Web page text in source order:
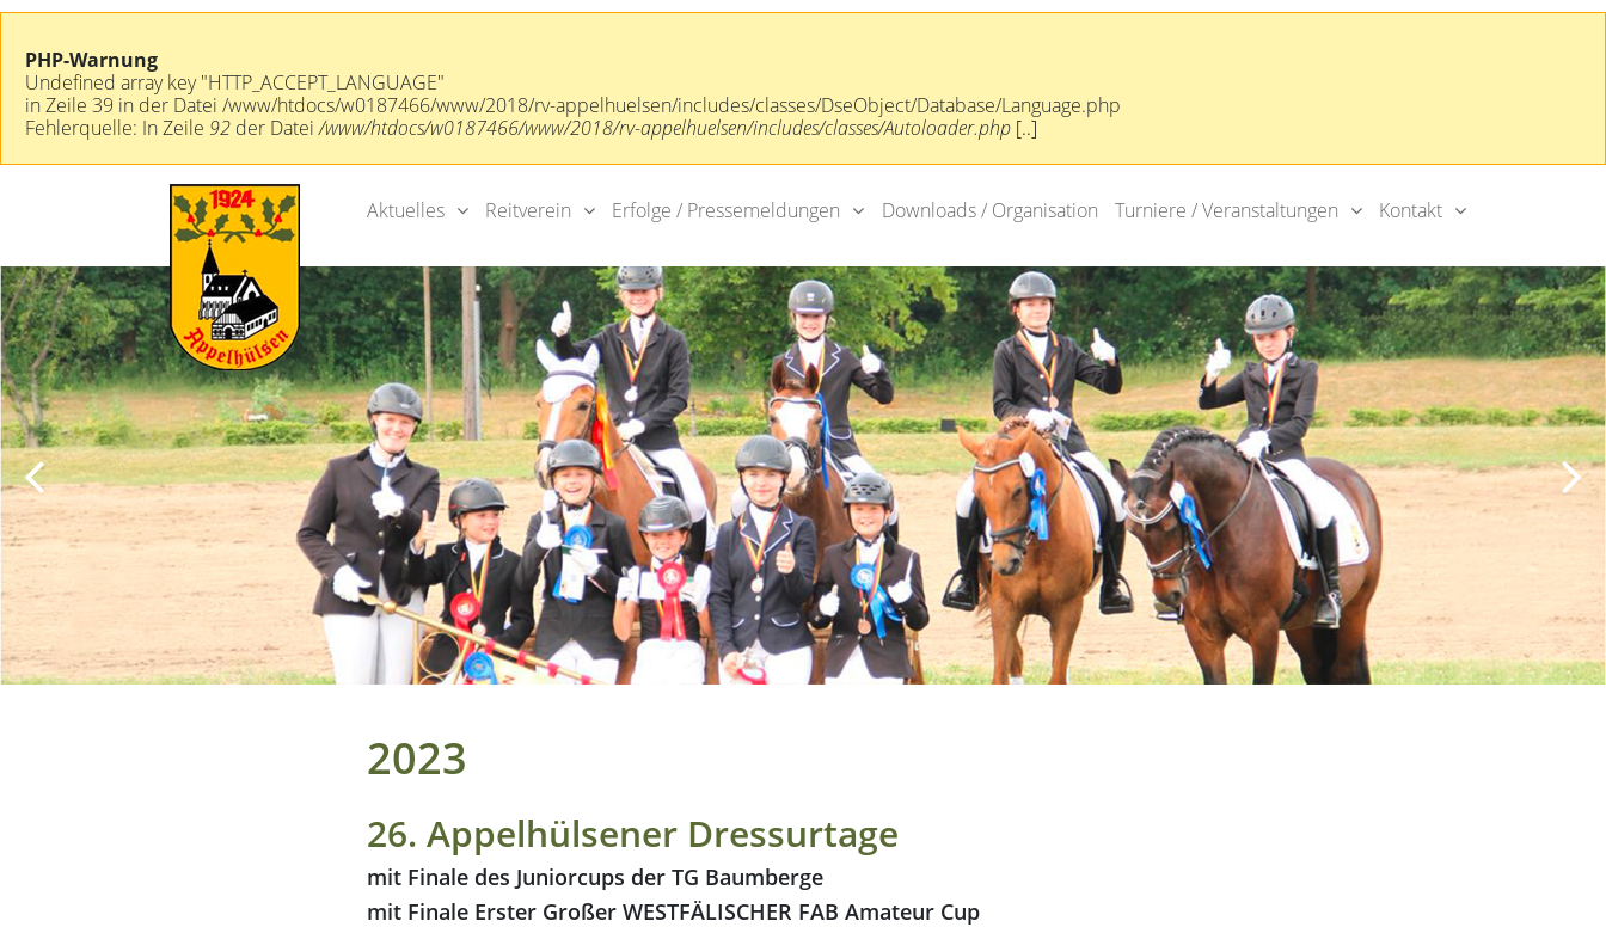
PHP-Warnung
Undefined array key "HTTP_ACCEPT_LANGUAGE"
in Zeile 39 in der Datei /www/htdocs/w0187466/www/2018/rv-appelhuelsen/includes/classes/DseObject/Database/Language.php
Fehlerquelle: In Zeile 92 der Datei /www/htdocs/w0187466/www/2018/rv-appelhuelsen/includes/classes/Autoloader.php [..]
Aktuelles Reitverein Erfolge / Pressemeldungen Downloads / Organisation
Previous
Next
2023
26. Appelhülsener Dressurtage
mit Finale Erster Großer WESTFÄLISCHER FAB Amateur Cup
01.12.2023 - 03.12.2023
Ausschreibung Dressurturnier 2023